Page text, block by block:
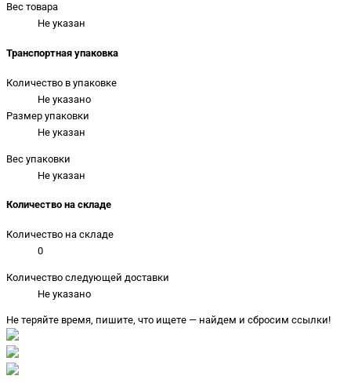
Вес товара
Не указан
Транспортная упаковка
Количество в упаковке
Не указано
Размер упаковки
Не указан
Вес упаковки
Не указан
Количество на складе
Количество на складе
0
Количество следующей доставки
Не указано
Не теряйте время, пишите, что ищете — найдем и сбросим ссылки!